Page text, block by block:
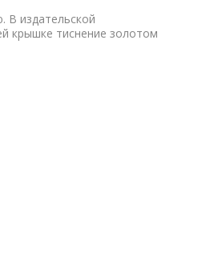
В издательской
крышке тиснение золотом